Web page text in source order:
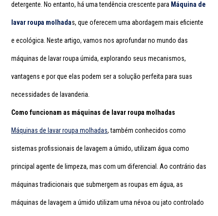
detergente. No entanto, há uma tendência crescente para Máquina de
lavar roupa molhadas, que oferecem uma abordagem mais eficiente
e ecológica. Neste artigo, vamos nos aprofundar no mundo das
máquinas de lavar roupa úmida, explorando seus mecanismos,
vantagens e por que elas podem ser a solução perfeita para suas
necessidades de lavanderia.
Como funcionam as máquinas de lavar roupa molhadas
Máquinas de lavar roupa molhadas, também conhecidos como
sistemas profissionais de lavagem a úmido, utilizam água como
principal agente de limpeza, mas com um diferencial. Ao contrário das
máquinas tradicionais que submergem as roupas em água, as
máquinas de lavagem a úmido utilizam uma névoa ou jato controlado